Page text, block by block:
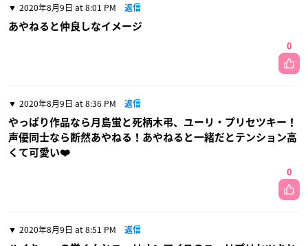
2020年8月9日 at 8:01 PM 返信
あやねると仲良しなイメージ
0
2020年8月9日 at 8:36 PM 返信
やっぱり作品なら月島蛍と死柄木弔、ユーリ・プリセツキー！
声優同士なら断然あやねる！あやねると一緒だとテンション高
くて可愛い❤️
0
2020年8月9日 at 8:51 PM 返信